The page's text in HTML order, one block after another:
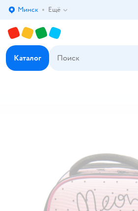
Выбор адреса доставки.
Минск Ещё
Каталог